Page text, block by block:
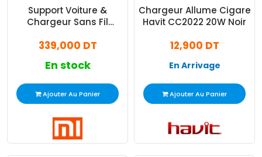
Support Voiture &
Chargeur Sans Fil
339,000 DT
En stock
Ajouter Au Panier
Chargeur Allume Cigare
Havit CC2022 20W Noir
12,900 DT
En Arrivage
Ajouter Au Panier